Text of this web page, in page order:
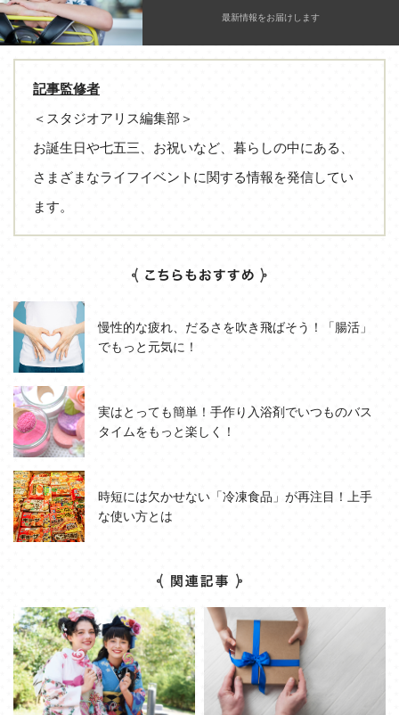
最新情報をお届けします
記事監修者
＜スタジオアリス編集部＞
お誕生日や七五三、お祝いなど、暮らしの中にある、
さまざまなライフイベントに関する情報を発信してい
ます。
慢性的な疲れ、だるさを吹き飛ばそう！「腸活」
でもっと元気に！
実はとっても簡単！手作り入浴剤でいつものバス
タイムをもっと楽しく！
時短には欠かせない「冷凍食品」が再注目！上手
な使い方とは